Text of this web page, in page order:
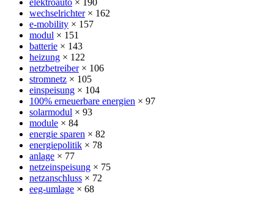
elektroauto × 190
wechselrichter× 162
e-mobility × 157
modul × 151
batterie × 143
heizung × 122
netzbetreiber× 106
stromnetz × 105
einspeisung × 104
100% erneuerbare energien × 97
solarmodul × 93
module × 84
energie sparen × 82
energiepolitik × 78
anlage × 77
netzeinspeisung × 75
netzanschluss × 72
eeg-umlage × 68